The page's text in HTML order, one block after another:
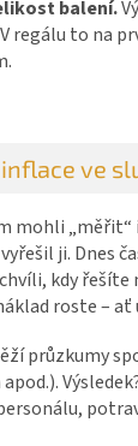
balení.
V regálu to na
ve
mohli „měřit“ i
ji. Dnes
kdy
roste –
průzkumy